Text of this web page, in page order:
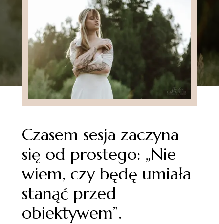
Czasem sesja zaczyna
się od prostego: „Nie
wiem, czy będę umiała
stanąć przed
obiektywem”.